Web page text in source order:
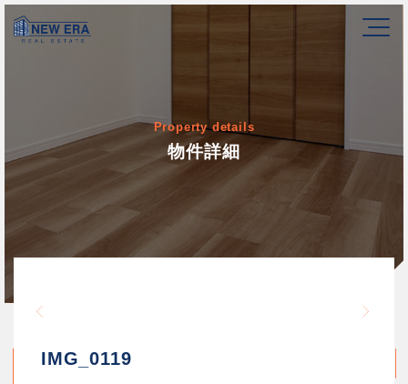
Property details
物件詳細
/home/newerakk/
IMG_0119